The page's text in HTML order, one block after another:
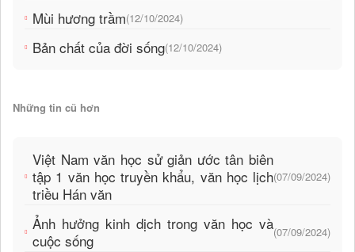
Mùi hương trầm(12/10/2024)
Bản chất của đời sống(12/10/2024)
Những tin cũ hơn
Việt Nam văn học sử giản ước tân biên
tập 1 văn học truyền khẩu, văn học lịch
triều Hán văn
(07/09/2024)
Ảnh hưởng kinh dịch trong văn học và
cuộc sống
(07/09/2024)